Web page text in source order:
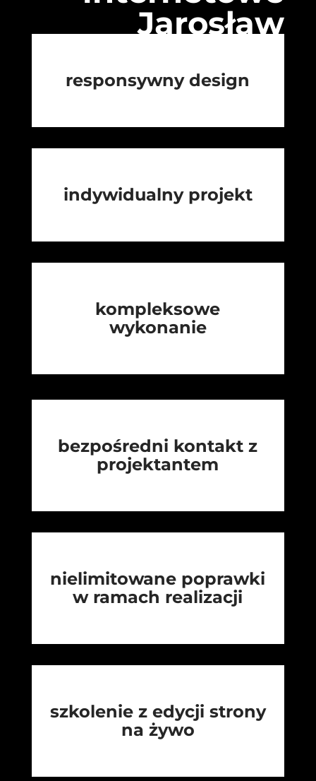
Jarosław
responsywny design
indywidualny projekt
kompleksowe
wykonanie
bezpośredni kontakt z
projektantem
nielimitowane poprawki
w ramach realizacji
szkolenie z edycji strony
na żywo